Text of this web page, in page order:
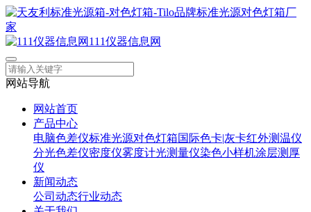
111仪器信息网
网站导航
网站首页
产品中心
电脑色差仪标准光源对色灯箱国际色卡|灰卡红外测温仪
分光色差仪密度仪雾度计光测量仪染色小样机涂层测厚
仪
新闻动态
公司动态行业动态